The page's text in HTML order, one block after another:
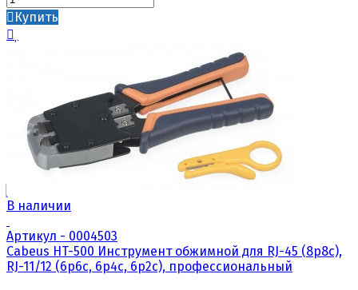
Купить
В наличии
Артикул - 0004503
Cabeus HT-500 Инструмент обжимной для RJ-45 (8р8с),
RJ-11/12 (6р6с, 6р4с, 6р2с), профессиональный